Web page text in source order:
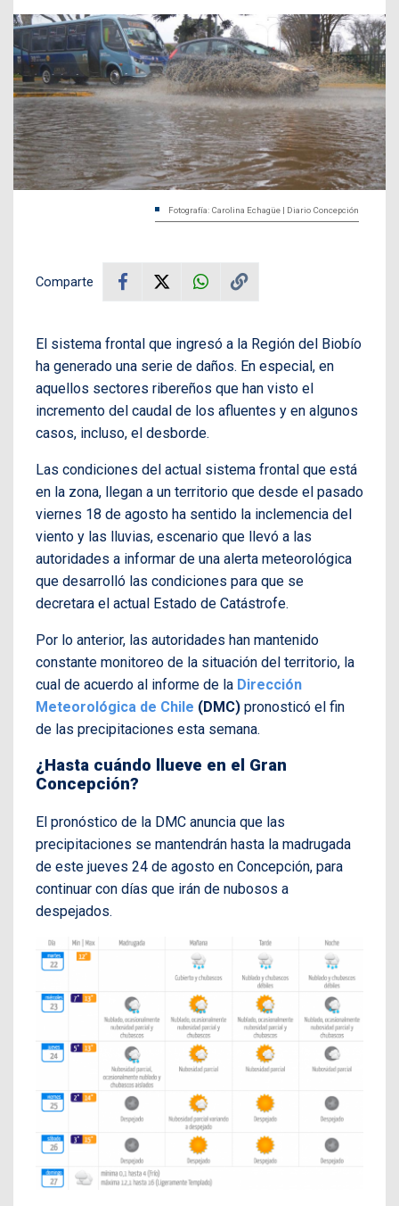
Fotografía: Carolina Echagüe | Diario Concepción
Comparte
El sistema frontal que ingresó a la Región del Biobío
ha generado una serie de daños. En especial, en
aquellos sectores ribereños que han visto el
incremento del caudal de los afluentes y en algunos
casos, incluso, el desborde.
Las condiciones del actual sistema frontal que está
en la zona, llegan a un territorio que desde el pasado
viernes 18 de agosto ha sentido la inclemencia del
viento y las lluvias, escenario que llevó a las
autoridades a informar de una alerta meteorológica
que desarrolló las condiciones para que se
decretara el actual Estado de Catástrofe.
Por lo anterior, las autoridades han mantenido
constante monitoreo de la situación del territorio, la
cual de acuerdo al informe de la Dirección
Meteorológica de Chile (DMC) pronosticó el fin
de las precipitaciones esta semana.
¿Hasta cuándo llueve en el Gran
Concepción?
El pronóstico de la DMC anuncia que las
precipitaciones se mantendrán hasta la madrugada
de este jueves 24 de agosto en Concepción, para
continuar con días que irán de nubosos a
despejados.